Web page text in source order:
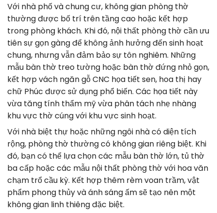
Với nhà phố và chung cư, không gian phòng thờ
thường được bố trí trên tầng cao hoặc kết hợp
trong phòng khách. Khi đó, nội thất phòng thờ cần ưu
tiên sự gọn gàng để không ảnh hưởng đến sinh hoạt
chung, nhưng vẫn đảm bảo sự tôn nghiêm. Những
mẫu bàn thờ treo tường hoặc bàn thờ đứng nhỏ gọn,
kết hợp vách ngăn gỗ CNC họa tiết sen, hoa thị hay
chữ Phúc được sử dụng phổ biến. Các họa tiết này
vừa tăng tính thẩm mỹ vừa phân tách nhẹ nhàng
khu vực thờ cúng với khu vực sinh hoạt.
Với nhà biệt thự hoặc những ngôi nhà có diện tích
rộng, phòng thờ thường có không gian riêng biệt. Khi
đó, bạn có thể lựa chọn các mẫu bàn thờ lớn, tủ thờ
ba cấp hoặc các mẫu nội thất phòng thờ với hoa văn
chạm trổ cầu kỳ. Kết hợp thêm rèm voan trầm, vật
phẩm phong thủy và ánh sáng ấm sẽ tạo nên một
không gian linh thiêng đặc biệt.